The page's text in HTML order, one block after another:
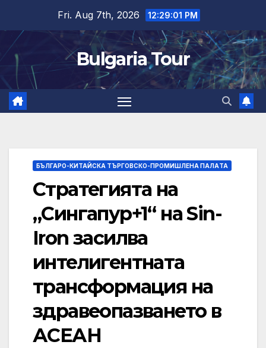
content
Fri. Aug 7th, 2026 12:29:02 PM
Bulgaria Tour
БЪЛГАРО-КИТАЙСКА ТЪРГОВСКО-ПРОМИШЛЕНА ПАЛAТА
Стратегията на
„Сингапур+1“ на Sin-
Iron засилва
интелигентната
трансформация на
здравеопазването в
АСЕАН